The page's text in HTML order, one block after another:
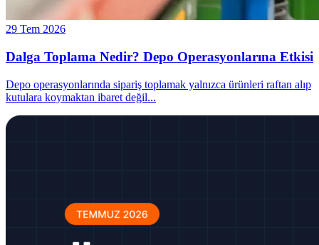
29 Tem 2026
Dalga Toplama Nedir? Depo Operasyonlarına Etkisi
Depo operasyonlarında sipariş toplamak yalnızca ürünleri raftan alıp
kutulara koymaktan ibaret değil...